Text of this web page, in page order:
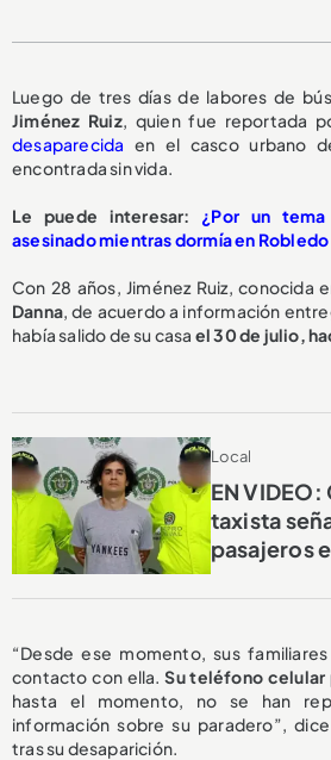
Luego de tres días de labores de
Jiménez Ruiz, quien fue reportada
desaparecida en el casco urbano
encontrada sin vida.
Le puede interesar: ¿Por un
asesinado mientras dormía en Robledo
Con 28 años, Jiménez Ruiz, conocida
Danna, de acuerdo a información
había salido de su casa el 30 de julio,
Local
EN
taxista
pasajeros
“Desde ese momento, sus
contacto con ella. Su teléfono celular
hasta el momento, no se han
información sobre su paradero”,
tras su desaparición.